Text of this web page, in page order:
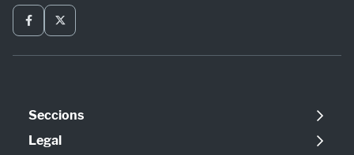
Seccions
Política
Legal